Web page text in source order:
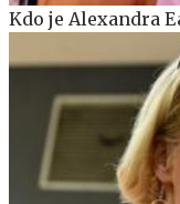
Kdo je Alexandra